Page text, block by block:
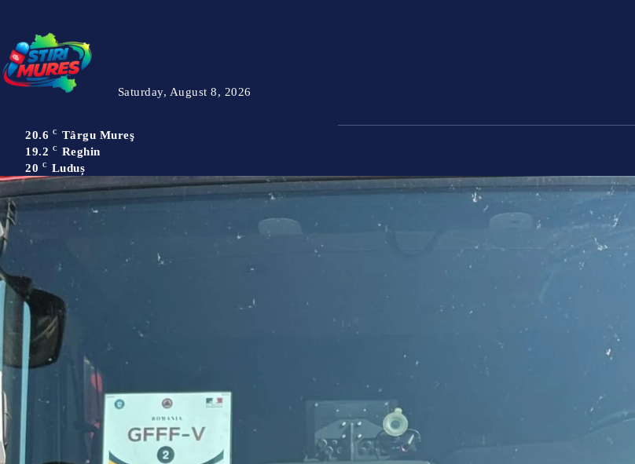
Saturday, August 8, 2026
20.6 C
Târgu Mureş
19.2
C
Reghin
20
C Luduș